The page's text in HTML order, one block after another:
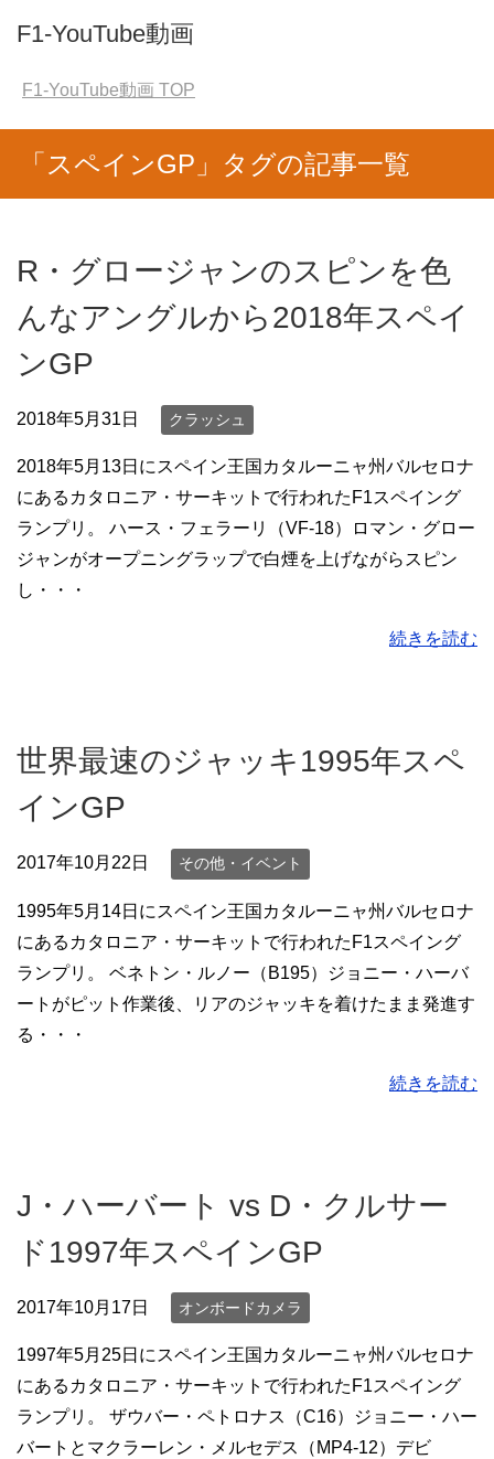
F1-YouTube動画
F1-YouTube動画 TOP
「スペインGP」タグの記事一覧
R・グロージャンのスピンを色
んなアングルから2018年スペイ
ンGP
2018年5月31日 クラッシュ
2018年5月13日にスペイン王国カタルーニャ州バルセロナ
にあるカタロニア・サーキットで行われたF1スペイング
ランプリ。 ハース・フェラーリ（VF-18）ロマン・グロー
ジャンがオープニングラップで白煙を上げながらスピン
し・・・
続きを読む
世界最速のジャッキ1995年スペ
インGP
2017年10月22日 その他・イベント
1995年5月14日にスペイン王国カタルーニャ州バルセロナ
にあるカタロニア・サーキットで行われたF1スペイング
ランプリ。 ベネトン・ルノー（B195）ジョニー・ハーバ
ートがピット作業後、リアのジャッキを着けたまま発進す
る・・・
続きを読む
J・ハーバート vs D・クルサー
ド1997年スペインGP
2017年10月17日 オンボードカメラ
1997年5月25日にスペイン王国カタルーニャ州バルセロナ
にあるカタロニア・サーキットで行われたF1スペイング
ランプリ。 ザウバー・ペトロナス（C16）ジョニー・ハー
バートとマクラーレン・メルセデス（MP4-12）デビ